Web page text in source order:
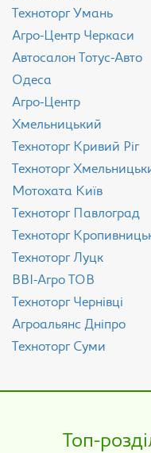
Техноторг Умань
Агро-Центр Черкаси
Aвтосалон Тотус-Авто
Одеса
Агро-Центр
Хмельницький
Техноторг Кривий Ріг
Техноторг
Мотохата Київ
Техноторг Павлоград
Техноторг
Техноторг Луцк
ВВІ-Агро ТОВ
Техноторг Чернівці
Агроальянс Дніпро
Техноторг Суми
Топ-